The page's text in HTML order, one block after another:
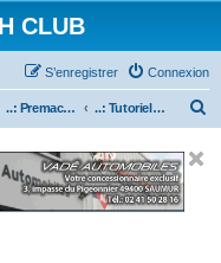
CLUB
Connexion
S’enregistrer
..: Premacy :.. ..: Tutoriels (Prm) :..